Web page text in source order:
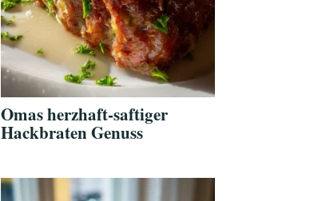
Omas herzhaft-saftiger
Hackbraten Genuss